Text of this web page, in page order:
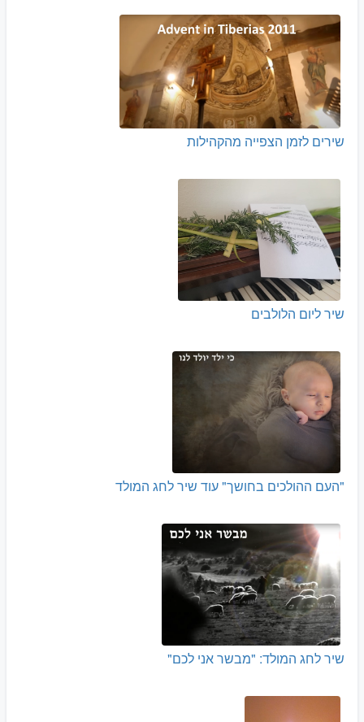
שירים לזמן הצפייה מהקהילות
שיר ליום הלולבים
"העם ההולכים בחושך" עוד שיר לחג המולד
שיר לחג המולד: "מבשר אני לכם"